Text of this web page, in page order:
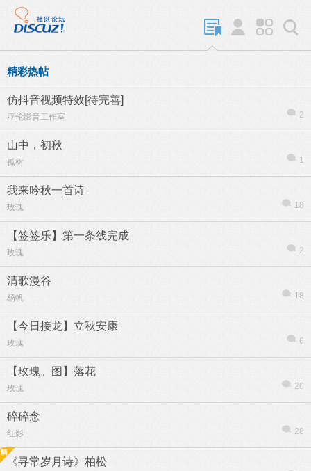
精彩热帖
仿抖音视频特效[待完善]
亚伦影音工作室 2
山中，初秋
孤树 1
我来吟秋一首诗
玫瑰 18
【签签乐】第一条线完成
玫瑰 2
清歌漫谷
杨帆 18
【今日接龙】立秋安康
玫瑰 6
【玫瑰。图】落花
玫瑰 20
碎碎念
红影 28
《寻常岁月诗》柏松